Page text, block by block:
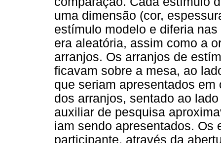
uma dimensão (cor,
estímulo modelo e diferia
era aleatória, assim como a
arranjos. Os arranjos de
ficavam sobre a mesa, ao
que seriam apresentados
dos arranjos, sentado ao
auxiliar de pesquisa
iam sendo apresentados. Os
participante, através da